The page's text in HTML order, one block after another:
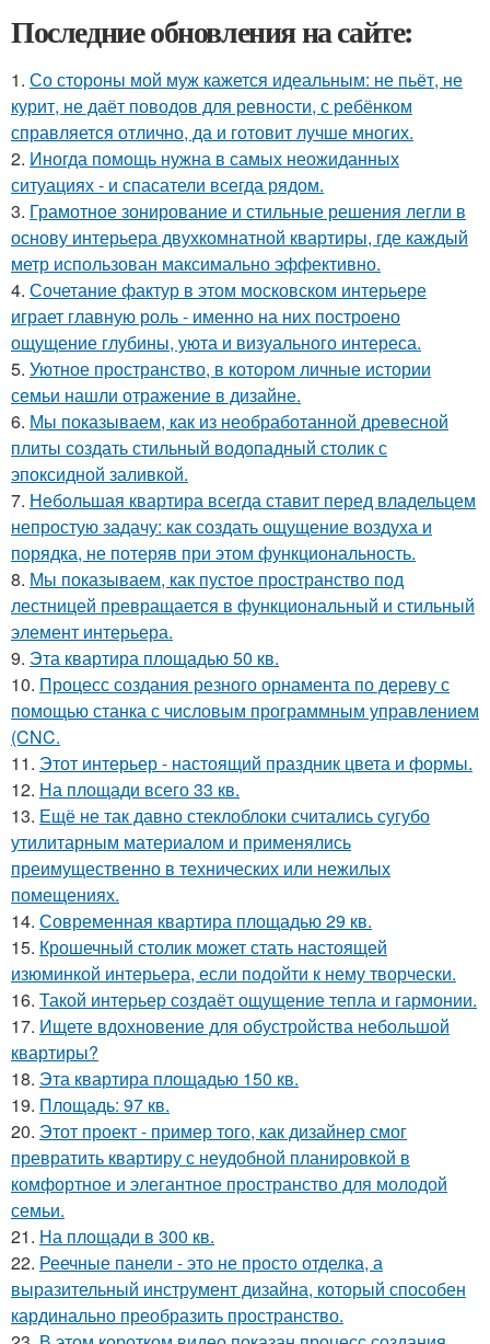
Последние обновления на сайте:
1. Со стороны мой муж кажется идеальным: не пьёт, не
курит, не даёт поводов для ревности, с ребёнком
справляется отлично, да и готовит лучше многих.
2. Иногда помощь нужна в самых неожиданных
ситуациях - и спасатели всегда рядом.
3. Грамотное зонирование и стильные решения легли в
основу интерьера двухкомнатной квартиры, где каждый
метр использован максимально эффективно.
4. Сочетание фактур в этом московском интерьере
играет главную роль - именно на них построено
ощущение глубины, уюта и визуального интереса.
5. Уютное пространство, в котором личные истории
семьи нашли отражение в дизайне.
6. Мы показываем, как из необработанной древесной
плиты создать стильный водопадный столик с
эпоксидной заливкой.
7. Небольшая квартира всегда ставит перед владельцем
непростую задачу: как создать ощущение воздуха и
порядка, не потеряв при этом функциональность.
8. Мы показываем, как пустое пространство под
лестницей превращается в функциональный и стильный
элемент интерьера.
9. Эта квартира площадью 50 кв.
10. Процесс создания резного орнамента по дереву с
помощью станка с числовым программным управлением
(CNC.
11. Этот интерьер - настоящий праздник цвета и формы.
12. На площади всего 33 кв.
13. Ещё не так давно стеклоблоки считались сугубо
утилитарным материалом и применялись
преимущественно в технических или нежилых
помещениях.
14. Современная квартира площадью 29 кв.
15. Крошечный столик может стать настоящей
изюминкой интерьера, если подойти к нему творчески.
16. Такой интерьер создаёт ощущение тепла и гармонии.
17. Ищете вдохновение для обустройства небольшой
квартиры?
18. Эта квартира площадью 150 кв.
19. Площадь: 97 кв.
20. Этот проект - пример того, как дизайнер смог
превратить квартиру с неудобной планировкой в
комфортное и элегантное пространство для молодой
семьи.
21. На площади в 300 кв.
22. Реечные панели - это не просто отделка, а
выразительный инструмент дизайна, который способен
кардинально преобразить пространство.